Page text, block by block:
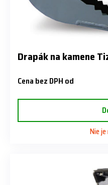
Drapák na kamene
Cena bez DPH od
Nie